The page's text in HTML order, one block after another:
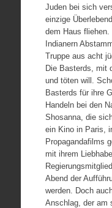
Juden bei sich
einzige
dem Haus
Indianern
Truppe aus acht
Die Basterds, mit
und töten will.
Basterds für ihre
Handeln bei den
Shosanna, die
ein Kino in Paris,
Propagandafilms
mit ihrem
Abend der
werden. Doch
Anschlag, der am